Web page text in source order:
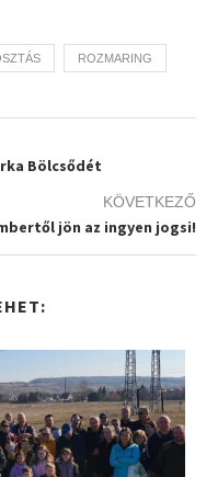
ROZMARING
Bölcsődét
KÖVETKEZŐ
jön az ingyen jogsi!